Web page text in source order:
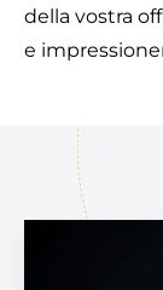
della vostra
e